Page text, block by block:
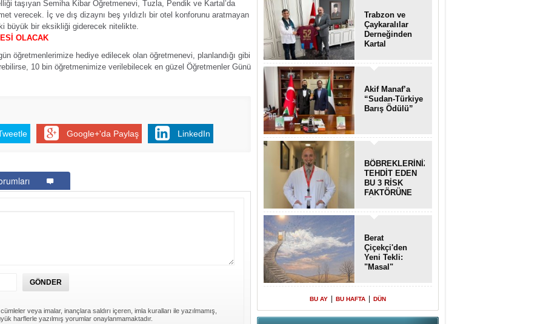
taşıyan Semiha Kibar Öğretmenevi, Tuzla, Pendik ve Kartal’da
verecek. İç ve dış dizaynı beş yıldızlı bir otel konforunu aratmayan
büyük bir eksikliği giderecek nitelikte.
OLACAK
öğretmenlerimize hediye edilecek olan öğretmenevi, planlandığı gibi
10 bin öğretmenimize verilebilecek en güzel Öğretmenler Günü
Google+'da Paylaş LinkedIn
veya imalar, inançlara saldırı içeren, imla kuralları ile yazılmamış,
harflerle yazılmış yorumlar onaylanmamaktadır.
Trabzon ve
Çaykaralılar
Derneğinden
Kartal
anlamlı ziyaret
Akif Manaf’a
“Sudan-Türkiye
Barış Ödülü”
BÖBREKLERİNİZİ
TEHDİT EDEN
BU 3 RİSK
FAKTÖRÜNE
Berat
Çiçekçi'den
Yeni Tekli:
"Masal"
BU AY BU HAFTA DÜN